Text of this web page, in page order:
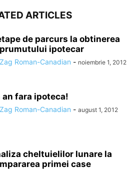
ARTICLES
de parcurs la obtinerea
ipotecar
Roman-Canadian - noiembrie 1, 2012
an fara ipoteca!
Roman-Canadian - august 1, 2012
cheltuielilor lunare la
primei case